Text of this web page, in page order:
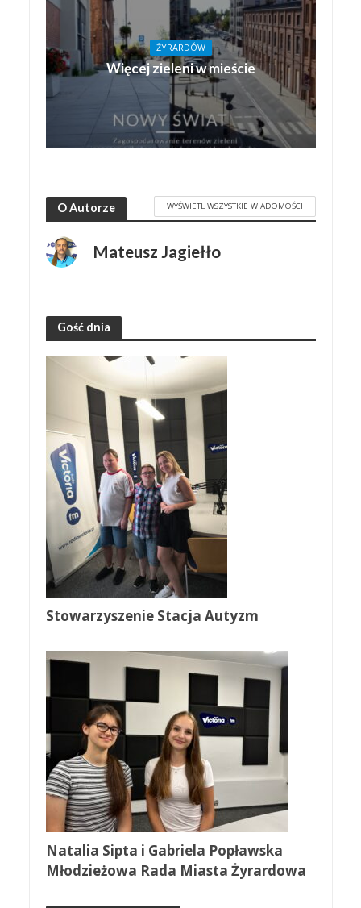
ŻYRARDÓW
Więcej zieleni w mieście
O Autorze WYŚWIETL WSZYSTKIE WIADOMOŚCI
Mateusz Jagiełło
Gość dnia
Stowarzyszenie Stacja Autyzm
Natalia Sipta i Gabriela Popławska
Młodzieżowa Rada Miasta Żyrardowa